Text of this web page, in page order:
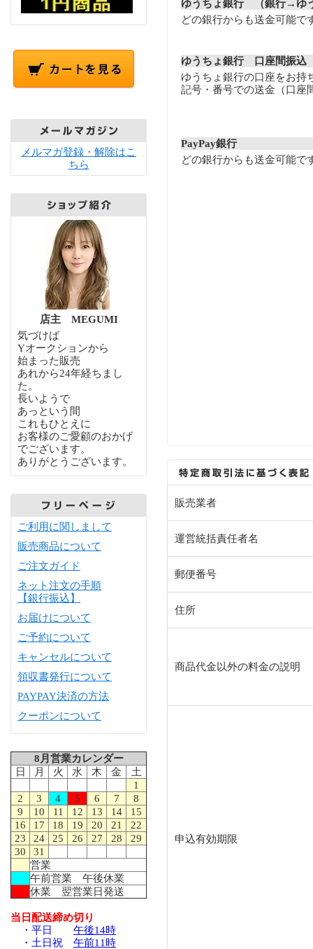
メルマガ登録・解除はこ
ちら
店主 MEGUMI
気づけば
Yオークションから
始まった販売
あれから24年経ちまし
た。
長いようで
あっという間
これもひとえに
お客様のご愛顧のおかげ
でございます。
ありがとうございます。
ご利用に関しまして
販売商品について
ご注文ガイド
ネット注文の手順
【銀行振込】
お届けについて
ご予約について
キャンセルについて
領収書発行について
PAYPAY決済の方法
クーポンについて
8月営業カレンダー
日
月 火 水 木 金
土
1
2
3 4 5 6 7
8
9
10 11 12 13 14
15
16
17 18 19 20 21
22
23
24 25 26 27 28
29
30
31
営業
午前営業 午後休業
休業 翌営業日発送
当日配送締め切り
・平日 午後14時
・土日祝 午前11時
ゆうちょ銀行 （銀行→ゆ
どの銀行からも送金可能で
ゆうちょ銀行 口座間振込
ゆうちょ銀行の口座をお持
記号・番号での送金（口座
PayPay銀行
どの銀行からも送金可能で
販売業者
運営統括責任者名
郵便番号
住所
商品代金以外の料金の説明
申込有効期限